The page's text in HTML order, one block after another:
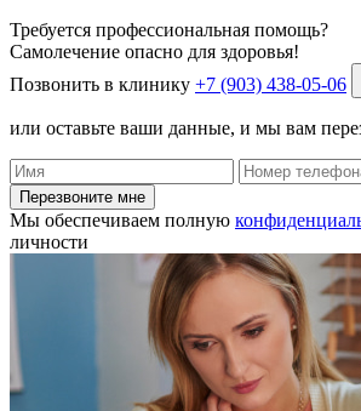
Требуется профессиональная помощь?
Самолечение опасно для здоровья!
Позвонить в клинику +7 (903) 438-05-06
или оставьте ваши данные, и мы вам
Перезвоните мне
Мы обеспечиваем полную
личности